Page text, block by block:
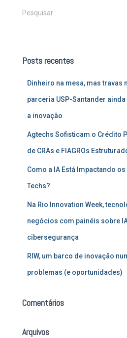
P
e
i
Pesquisar …
Posts recentes
Dinheiro na mesa, mas travas
parceria USP-Santander
a inovação
Agtechs Sofisticam o Crédito
de CRAs e FIAGROs
Como a IA Está Impactando
Techs?
Na Rio Innovation Week,
negócios com painéis sobre
cibersegurança
RIW, um barco de inovação
problemas (e oportunidades)
Comentários
Arquivos